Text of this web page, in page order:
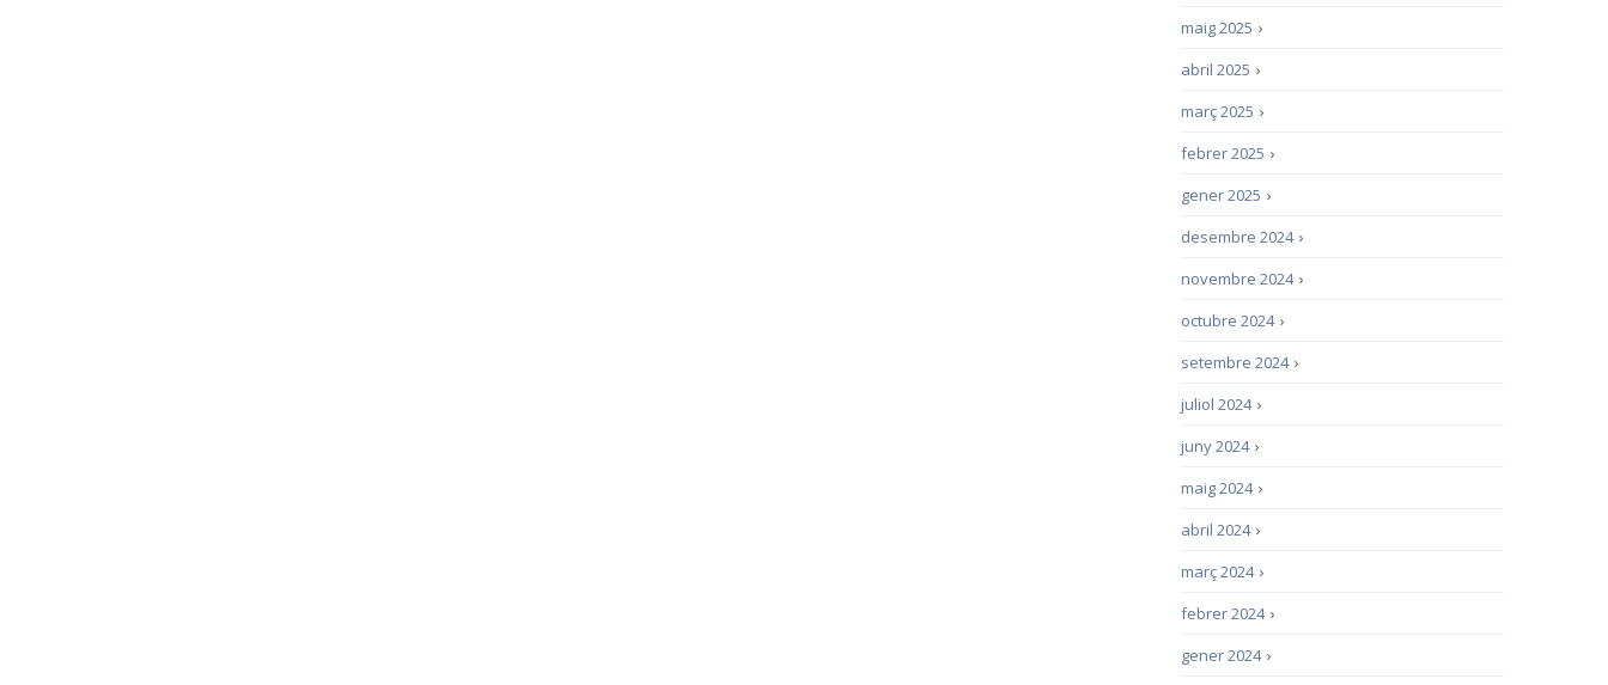
›
maig 2025
›
abril 2025
›
març 2025
›
febrer 2025
›
gener 2025
›
desembre 2024
›
novembre 2024
›
octubre 2024
›
setembre 2024
›
juliol 2024
›
juny 2024
›
maig 2024
›
abril 2024
›
març 2024
›
febrer 2024
›
gener 2024